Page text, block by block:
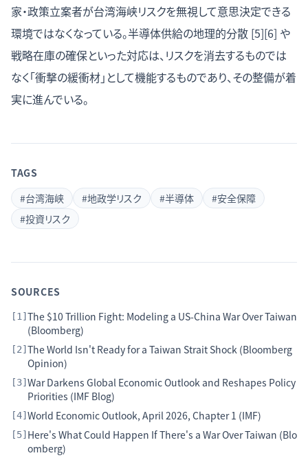
家・政策立案者が台湾海峡リスクを無視して意思決定できる
環境ではなくなっている。半導体供給の地理的分散 [5][6] や
戦略在庫の確保といった対応は、リスクを消去するものでは
なく「衝撃の緩衝材」として機能するものであり、その整備が着
実に進んでいる。
TAGS
#台湾海峡 #地政学リスク #半導体 #安全保障
#投資リスク
SOURCES
[1 ] The $10 Trillion Fight: Modeling a US-China War Over Taiwan
(Bloomberg)
[2] The World Isn't Ready for a Taiwan Strait Shock (Bloomberg
Opinion)
[3] War Darkens Global Economic Outlook and Reshapes Policy
Priorities (IMF Blog)
[4] World Economic Outlook, April 2026, Chapter 1 (IMF)
[5] Here's What Could Happen If There's a War Over Taiwan (Blo
omberg)